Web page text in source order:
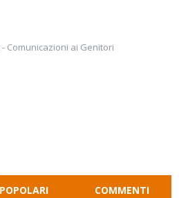
Comunicazioni ai Genitori
POPOLARI COMMENTI